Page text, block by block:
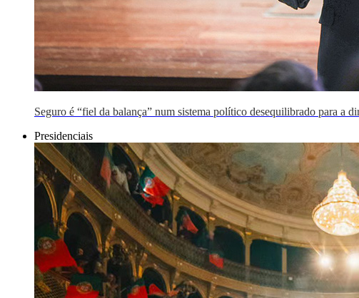
Seguro é “fiel da balança” num sistema político desequilibrado para a
Presidenciais